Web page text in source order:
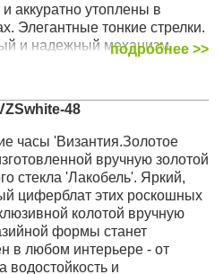
и аккуратно утоплены в
Элегантные тонкие стрелки.
и надежный механизм
ходом. Благодаря
часы могут быть уместны
в гостиной современного
подробнее >>
48
часы 'Византия.Золотое
вручную золотой
стекла 'Лакобель'. Яркий,
циферблат этих роскошных
колотой вручную
формы станет
в любом интерьере - от
водостойкость и